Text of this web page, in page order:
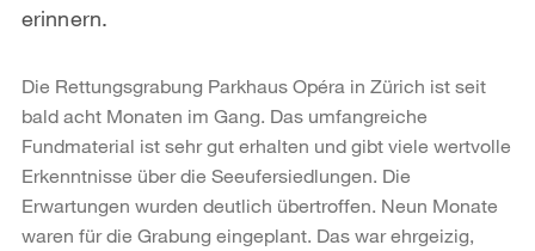
erinnern.
Die Rettungsgrabung Parkhaus Opéra in Zürich ist seit
bald acht Monaten im Gang. Das umfangreiche
Fundmaterial ist sehr gut erhalten und gibt viele wertvolle
Erkenntnisse über die Seeufersiedlungen. Die
Erwartungen wurden deutlich übertroffen. Neun Monate
waren für die Grabung eingeplant. Das war ehrgeizig,